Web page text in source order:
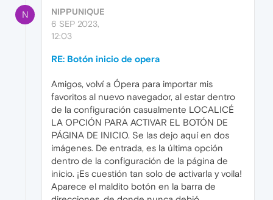
N
NIPPUNIQUE
6 SEP 2023,
12:03
RE: Botón inicio de opera
Amigos, volví a Ópera para importar mis
favoritos al nuevo navegador, al estar dentro
de la configuración casualmente LOCALICÉ
LA OPCIÓN PARA ACTIVAR EL BOTÓN DE
PÁGINA DE INICIO. Se las dejo aquí en dos
imágenes. De entrada, es la última opción
dentro de la configuración de la página de
inicio. ¡Es cuestión tan solo de activarla y voila!
Aparece el maldito botón en la barra de